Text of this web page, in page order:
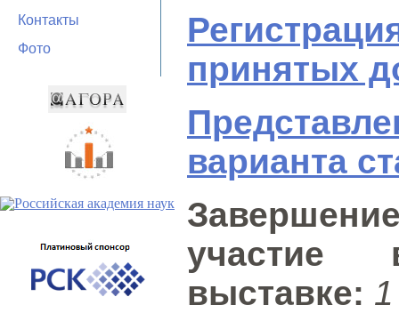
Контакты
Фото
принятых
варианта
участие
выставке: